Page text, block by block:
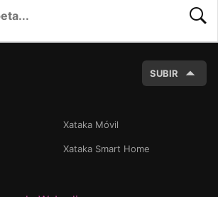
SUBIR
Xataka Móvil
Xataka Smart Home